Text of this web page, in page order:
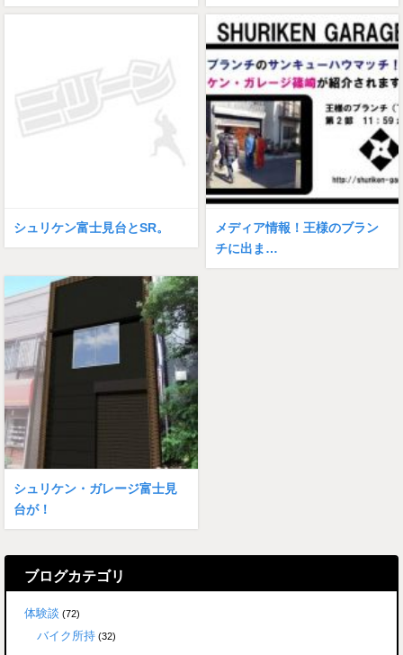
シュリケン富士見台とSR。
メディア情報！王様のブラン
チに出ま…
シュリケン・ガレージ富士見
台が！
ブログカテゴリ
体験談 (72)
バイク所持 (32)